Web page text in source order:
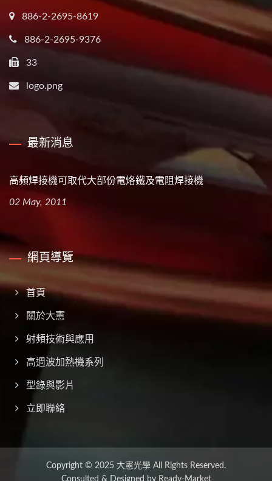
886-2-2695-8619
886-2-2695-9376
33
logo.png
最新消息
高頻焊接機可取代大部份電烙鐵及電阻焊接機
02 May, 2011
網頁導覽
首頁
關於大憲
射頻技術與應用
高週波加熱機系列
型錄與影片
立即聯絡
Copyright © 2025 大憲光學 All Rights Reserved.